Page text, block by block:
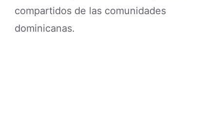
compartidos de las comunidades
dominicanas.